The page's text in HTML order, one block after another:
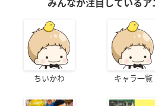
みんなが注目しているア
ちいかわ キャラ一覧